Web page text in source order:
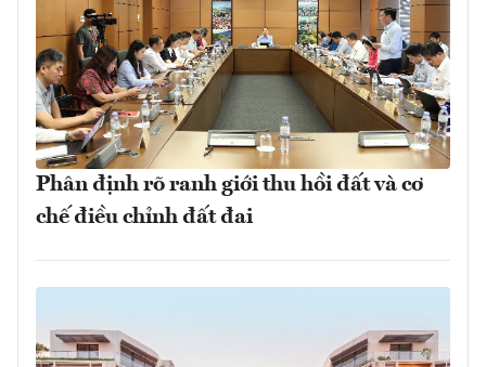
Phân định rõ ranh giới thu hồi đất và cơ
chế điều chỉnh đất đai